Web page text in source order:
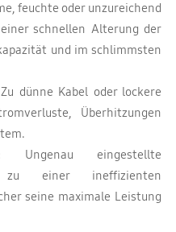
feuchte oder unzureichend
schnellen Alterung der
und im schlimmsten
dünne Kabel oder lockere
Überhitzungen
Ungenau eingestellte
zu einer ineffizienten
seine maximale Leistung